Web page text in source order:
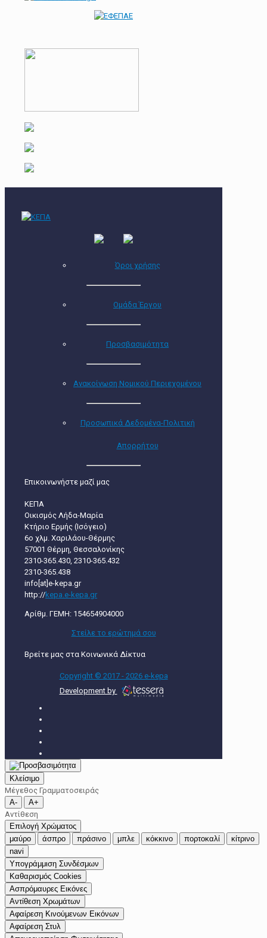
Όροι χρήσης
Ομάδα Έργου
Προσβασιμότητα
Ανακοίνωση Νομικού Περιεχομένου
Προσωπικά Δεδομένα-Πολιτική
Απορρήτου
Επικοινωνήστε μαζί μας
ΚΕΠΑ
Οικισμός Λήδα-Μαρία
Κτήριο Ερμής (Ισόγειο)
6ο χλμ. Χαριλάου-Θέρμης
57001 Θέρμη, Θεσσαλονίκης
2310-365.430, 2310-365.432
2310-365.438
info[at]e-kepa.gr
http://kepa.e-kepa.gr
Αρίθμ. ΓΕΜΗ: 154654904000
Στείλε τo ερώτημά σου
Βρείτε μας στα Κοινωνικά Δίκτυα
Copyright © 2017 - 2026 e-kepa
Development by
Κλείσιμο
Μέγεθος Γραμματοσειράς
A-
A+
Αντίθεση
Επιλογή Χρώματος
μαύρο
άσπρο πράσινο μπλε κόκκινο πορτοκαλί
κίτρινο
navi
Υπογράμμιση Συνδέσμων
Καθαρισμός Cookies
Ασπρόμαυρες Εικόνες
Αντίθεση Χρωμάτων
Αφαίρεση Κινούμενων Εικόνων
Αφαίρεση Στυλ